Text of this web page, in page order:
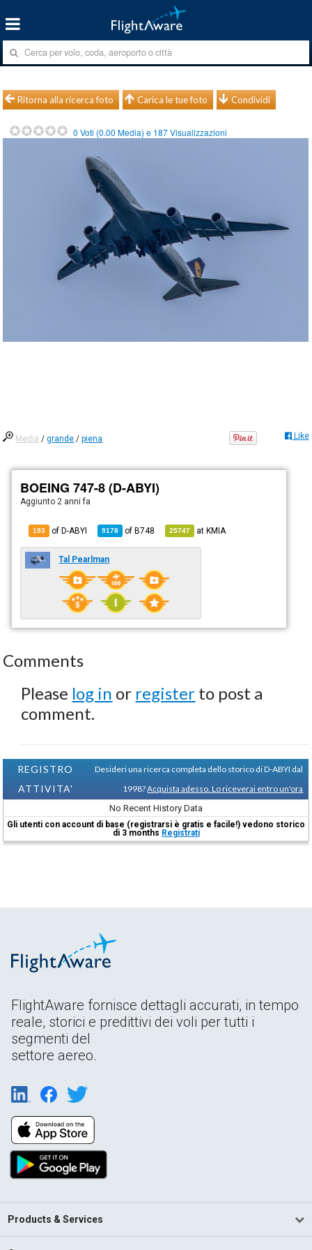
Ritorna alla ricerca foto Carica le tue foto Condividi
0 Voti (0.00 Media) e 187Visualizzazioni
Media /grande /piena Like
BOEING 747-8 (D-ABYI)
Aggiunto 2 anni fa
193 of D-ABYI 9178 ofB748 25747 atKMIA
Tal Pearlman
Comments
Please log in or register to post a
comment.
REGISTRO
ATTIVITA'
Desideri una ricerca completa dello storico di D-ABYI dal
1998?Acquista adesso. Lo riceverai entro un'ora
No Recent History Data
Gli utenti con account di base (registrarsi è gratis e facile!) vedono storico
di 3 months Registrati
FlightAware fornisce dettagli accurati, in tempo
reale, storici e predittivi dei voli per tutti i
segmenti del
settore aereo.
Products & Services